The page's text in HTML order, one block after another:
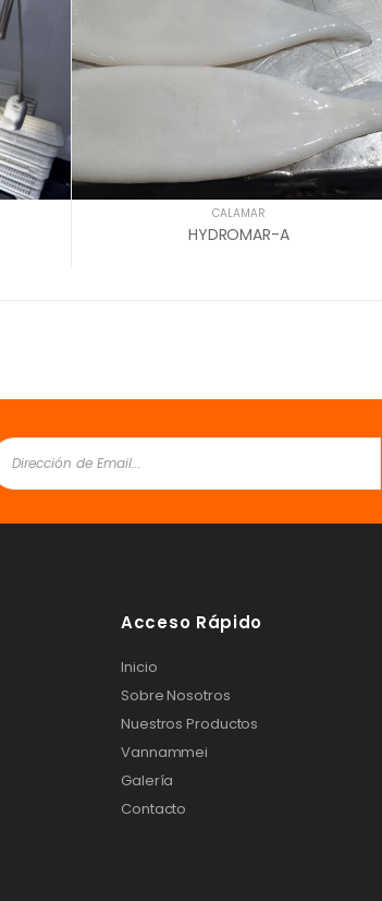
CALAMAR
HYDROMAR-A
Acceso Rápido
Inicio
Sobre Nosotros
Nuestros Productos
Vannammei
Galería
Contacto